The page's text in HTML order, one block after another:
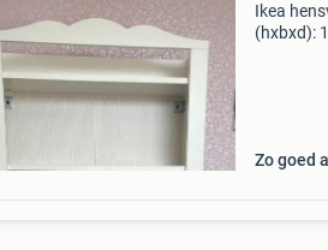
Ikea
(hxbxd):
Zo goed